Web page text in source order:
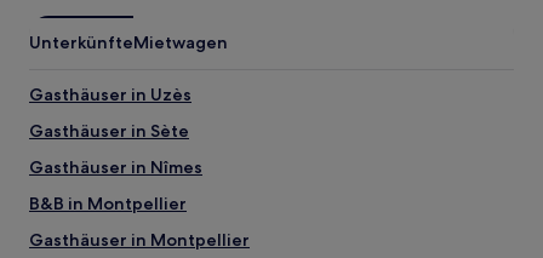
UnterkünfteMietwagen
Gasthäuser in Uzès
Gasthäuser in Sète
Gasthäuser in Nîmes
B&B in Montpellier
Gasthäuser in Montpellier